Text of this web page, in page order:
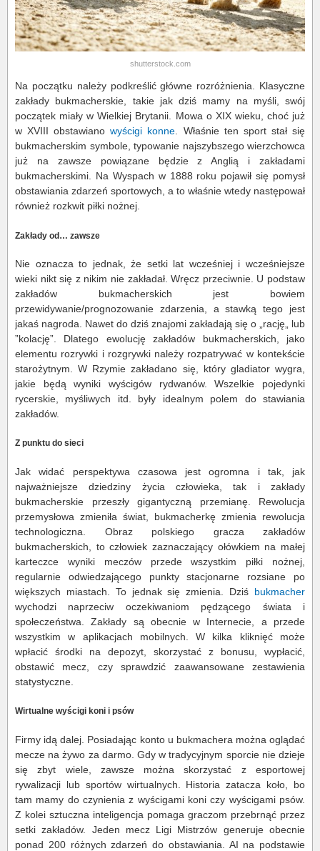
shutterstock.com
Na początku należy podkreślić główne rozróżnienia. Klasyczne
zakłady bukmacherskie, takie jak dziś mamy na myśli, swój
początek miały w Wielkiej Brytanii. Mowa o XIX wieku, choć już
w XVIII obstawianowyścigi konne . Właśnie ten sport stał się
bukmacherskim symbole, typowanie najszybszego wierzchowca
już na zawsze powiązane będzie z Anglią i zakładami
bukmacherskimi. Na Wyspach w 1888 roku pojawił się pomysł
obstawiania zdarzeń sportowych, a to właśnie wtedy następował
również rozkwit piłki nożnej.
Zakłady od… zawsze
Nie oznacza to jednak, że setki lat wcześniej i wcześniejsze
wieki nikt się z nikim nie zakładał. Wręcz przeciwnie. U podstaw
zakładów bukmacherskich jest bowiem
przewidywanie/prognozowanie zdarzenia, a stawką tego jest
jakaś nagroda. Nawet do dziś znajomi zakładają się o „rację„ lub
”kolację”. Dlatego ewolucję zakładów bukmacherskich, jako
elementu rozrywki i rozgrywki należy rozpatrywać w kontekście
starożytnym. W Rzymie zakładano się, który gladiator wygra,
jakie będą wyniki wyścigów rydwanów. Wszelkie pojedynki
rycerskie, myśliwych itd. były idealnym polem do stawiania
zakładów.
Z punktu do sieci
Jak widać perspektywa czasowa jest ogromna i tak, jak
najważniejsze dziedziny życia człowieka, tak i zakłady
bukmacherskie przeszły gigantyczną przemianę. Rewolucja
przemysłowa zmieniła świat, bukmacherkę zmienia rewolucja
technologiczna. Obraz polskiego gracza zakładów
bukmacherskich, to człowiek zaznaczający ołówkiem na małej
karteczce wyniki meczów przede wszystkim piłki nożnej,
regularnie odwiedzającego punkty stacjonarne rozsiane po
większych miastach. To jednak się zmienia. Dziś bukmacher
wychodzi naprzeciw oczekiwaniom pędzącego świata i
społeczeństwa. Zakłady są obecnie w Internecie, a przede
wszystkim w aplikacjach mobilnych. W kilka kliknięć może
wpłacić środki na depozyt, skorzystać z bonusu, wypłacić,
obstawić mecz, czy sprawdzić zaawansowane zestawienia
statystyczne.
Wirtualne wyścigi koni i psów
Firmy idą dalej. Posiadając konto u bukmachera można oglądać
mecze na żywo za darmo. Gdy w tradycyjnym sporcie nie dzieje
się zbyt wiele, zawsze można skorzystać z esportowej
rywalizacji lub sportów wirtualnych. Historia zatacza koło, bo
tam mamy do czynienia z wyścigami koni czy wyścigami psów.
Z kolei sztuczna inteligencja pomaga graczom przebrnąć przez
setki zakładów. Jeden mecz Ligi Mistrzów generuje obecnie
ponad 200 różnych zdarzeń do obstawiania. AI na podstawie